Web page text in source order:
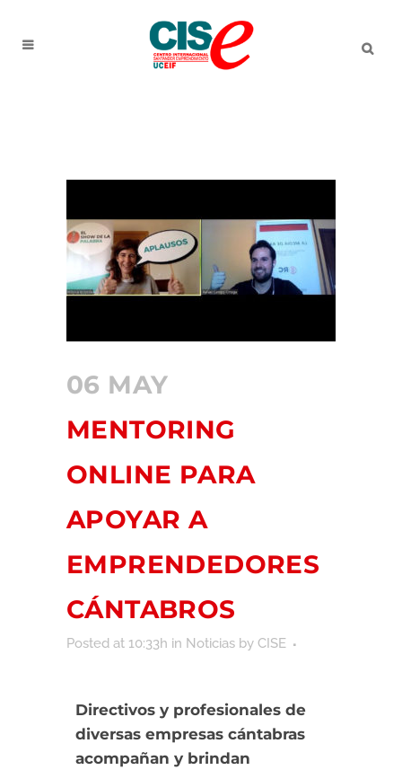
06 MAY
MENTORING
ONLINE PARA
APOYAR A
EMPRENDEDORES
CÁNTABROS
Posted at 10:33h in Noticias by CISE
Directivos y profesionales de
diversas empresas cántabras
acompañan y brindan